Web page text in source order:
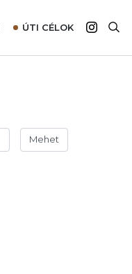
ÚTI CÉLOK
Ausztrália
Mehet